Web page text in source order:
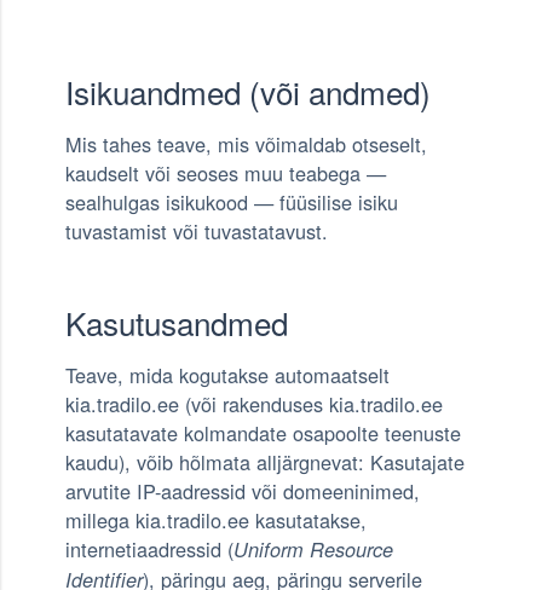
Isikuandmed (või andmed)
Mis tahes teave, mis võimaldab otseselt,
kaudselt või seoses muu teabega —
sealhulgas isikukood — füüsilise isiku
tuvastamist või tuvastatavust.
Kasutusandmed
Teave, mida kogutakse automaatselt
kia.tradilo.ee (või rakenduses kia.tradilo.ee
kasutatavate kolmandate osapoolte teenuste
kaudu), võib hõlmata alljärgnevat: Kasutajate
arvutite IP-aadressid või domeeninimed,
millega kia.tradilo.ee kasutatakse,
internetiaadressid (Uniform Resource
Identifier), päringu aeg, päringu serverile